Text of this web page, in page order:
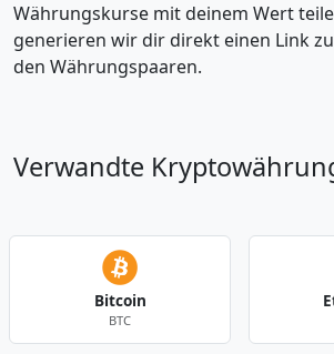
Währungskurse mit deinem Wert
generieren wir dir direkt einen Link
den Währungspaaren.
Verwandte
Bitcoin
BTC